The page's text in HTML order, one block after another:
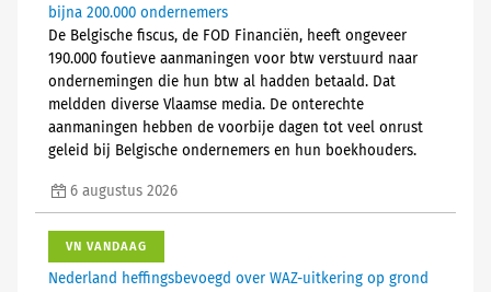
bijna 200.000 ondernemers
De Belgische fiscus, de FOD Financiën, heeft ongeveer
190.000 foutieve aanmaningen voor btw verstuurd naar
ondernemingen die hun btw al hadden betaald. Dat
meldden diverse Vlaamse media. De onterechte
aanmaningen hebben de voorbije dagen tot veel onrust
geleid bij Belgische ondernemers en hun boekhouders.
6 augustus 2026
VN VANDAAG
Nederland heffingsbevoegd over WAZ-uitkering op grond